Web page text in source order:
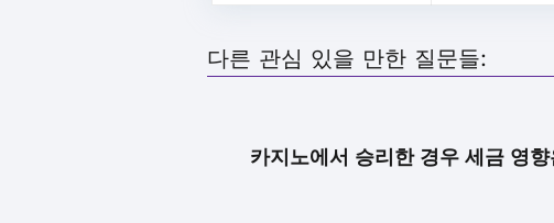
다른 관심 있을 만한 질문들:
카지노에서 승리한 경우 세금 영